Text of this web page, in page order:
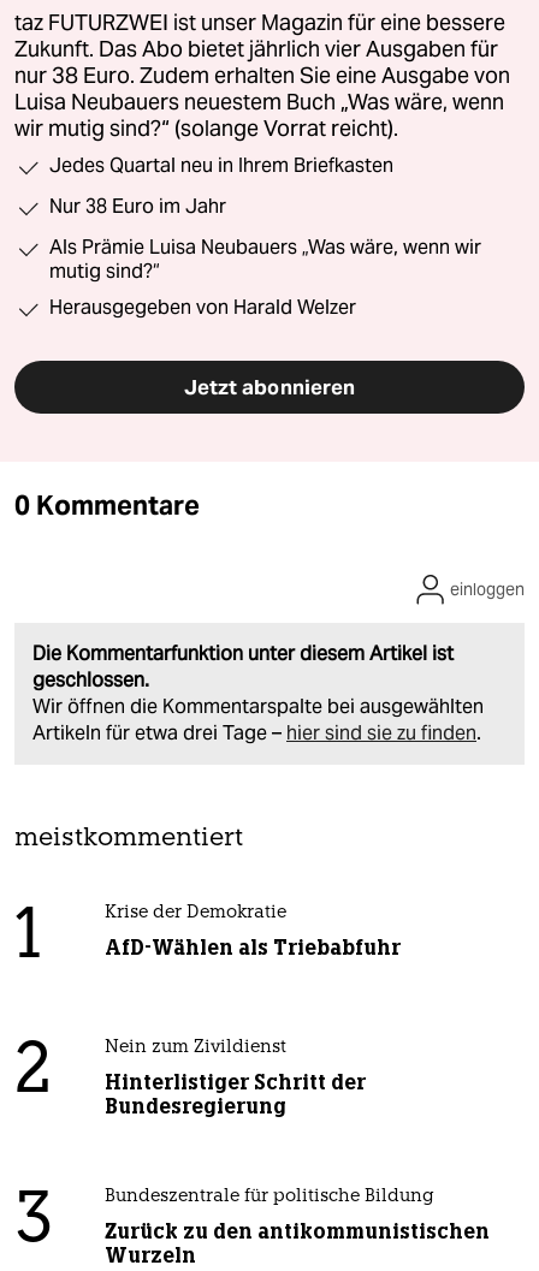
taz FUTURZWEI ist unser Magazin für eine bessere
Zukunft. Das Abo bietet jährlich vier Ausgaben für
nur 38 Euro. Zudem erhalten Sie eine Ausgabe von
Luisa Neubauers neuestem Buch „Was wäre, wenn
wir mutig sind?“ (solange Vorrat reicht).
Jedes Quartal neu in Ihrem Briefkasten
Nur 38 Euro im Jahr
Als Prämie Luisa Neubauers „Was wäre, wenn wir
mutig sind?“
Herausgegeben von Harald Welzer
Jetzt abonnieren
0 Kommentare
Die Kommentarfunktion unter diesem Artikel ist
geschlossen.
Wir öffnen die Kommentarspalte bei ausgewählten
Artikeln für etwa drei Tage – hier sind sie zu finden.
einloggen
meistkommentiert
1 Krise der Demokratie
AfD-Wählen als Triebabfuhr
2 Nein zum Zivildienst
Hinterlistiger Schritt der
Bundesregierung
3 Bundeszentrale für politische Bildung
Zurück zu den antikommunistischen
Wurzeln